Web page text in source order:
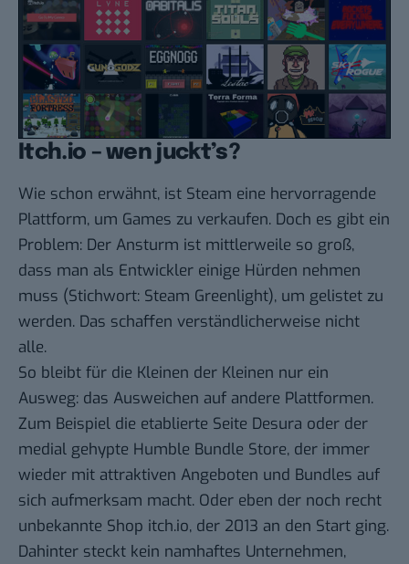
Itch.io – wen juckt’s?
Wie schon erwähnt, ist Steam eine hervorragende
Plattform, um Games zu verkaufen. Doch es gibt ein
Problem: Der Ansturm ist mittlerweile so groß,
dass man als Entwickler einige Hürden nehmen
muss (Stichwort: Steam Greenlight), um gelistet zu
werden. Das schaffen verständlicherweise nicht
alle.
So bleibt für die Kleinen der Kleinen nur ein
Ausweg: das Ausweichen auf andere Plattformen.
Zum Beispiel die etablierte Seite Desura oder der
medial gehypte Humble Bundle Store, der immer
wieder mit attraktiven Angeboten und Bundles auf
sich aufmerksam macht. Oder eben der noch recht
unbekannte Shop itch.io, der 2013 an den Start ging.
Dahinter steckt kein namhaftes Unternehmen,